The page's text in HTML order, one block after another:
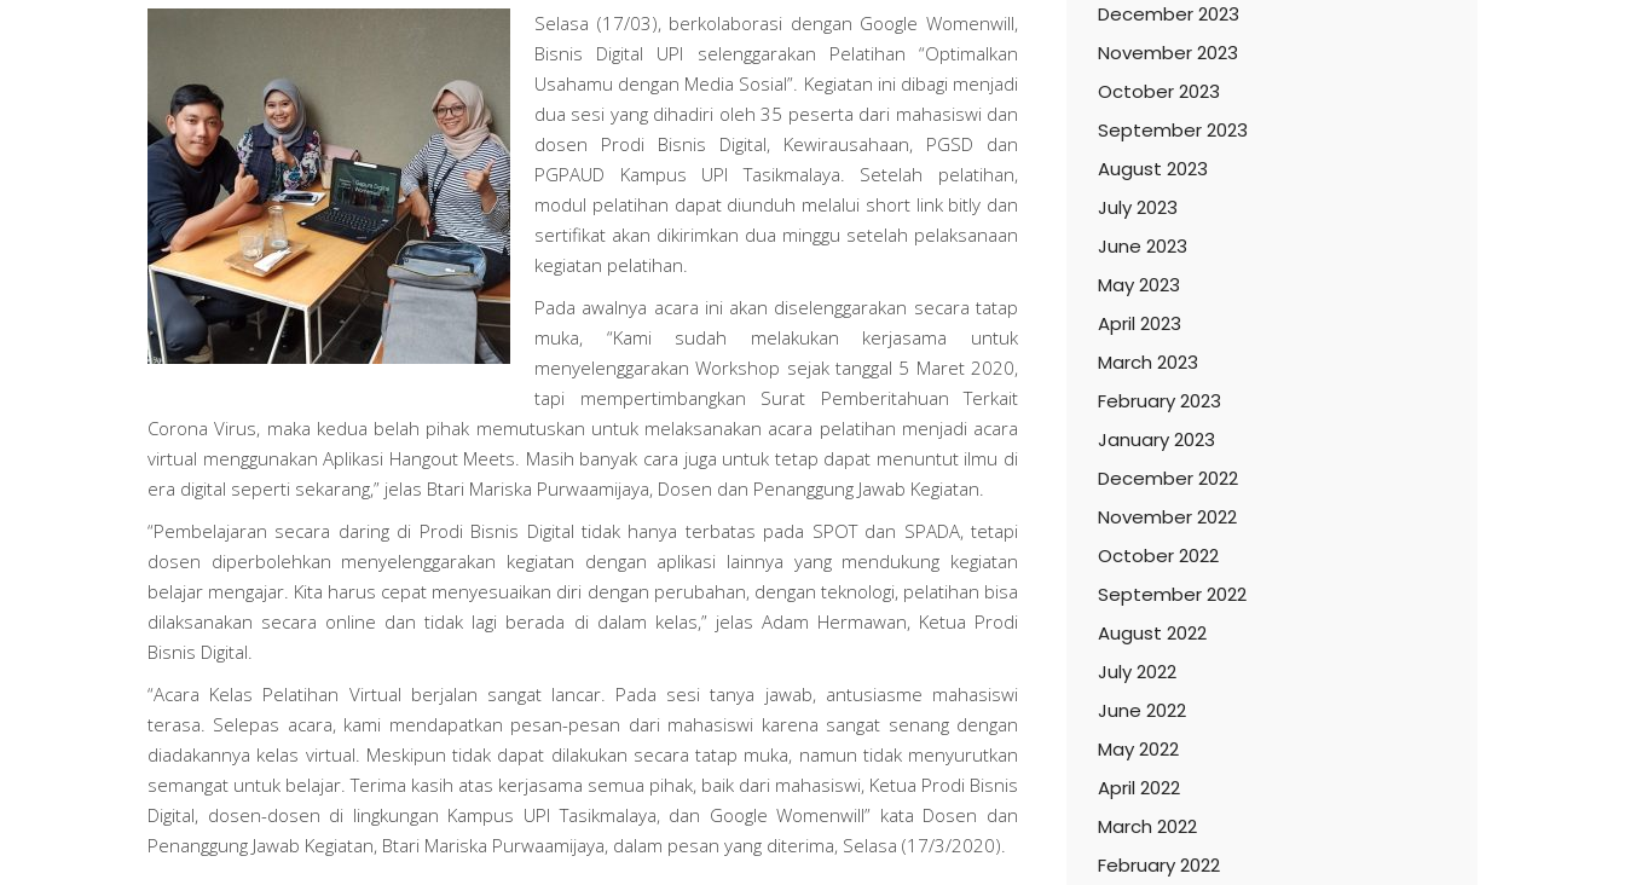
Selasa (17/03), berkolaborasi dengan Google Womenwill,
Bisnis Digital UPI selenggarakan Pelatihan “Optimalkan
Usahamu dengan Media Sosial”. Kegiatan ini dibagi menjadi
dua sesi yang dihadiri oleh 35 peserta dari mahasiswi dan
dosen Prodi Bisnis Digital, Kewirausahaan, PGSD dan
PGPAUD Kampus UPI Tasikmalaya. Setelah pelatihan,
modul pelatihan dapat diunduh melalui short link bitly dan
sertifikat akan dikirimkan dua minggu setelah pelaksanaan
kegiatan pelatihan.
Pada awalnya acara ini akan diselenggarakan secara tatap
muka, “Kami sudah melakukan kerjasama untuk
menyelenggarakan Workshop sejak tanggal 5 Maret 2020,
tapi mempertimbangkan Surat Pemberitahuan Terkait
Corona Virus, maka kedua belah pihak memutuskan untuk melaksanakan acara pelatihan menjadi acara
virtual menggunakan Aplikasi Hangout Meets. Masih banyak cara juga untuk tetap dapat menuntut ilmu di
era digital seperti sekarang,” jelas Btari Mariska Purwaamijaya, Dosen dan Penanggung Jawab Kegiatan.
“Pembelajaran secara daring di Prodi Bisnis Digital tidak hanya terbatas pada SPOT dan SPADA, tetapi
dosen diperbolehkan menyelenggarakan kegiatan dengan aplikasi lainnya yang mendukung kegiatan
belajar mengajar. Kita harus cepat menyesuaikan diri dengan perubahan, dengan teknologi, pelatihan bisa
dilaksanakan secara online dan tidak lagi berada di dalam kelas,” jelas Adam Hermawan, Ketua Prodi
Bisnis Digital.
“Acara Kelas Pelatihan Virtual berjalan sangat lancar. Pada sesi tanya jawab, antusiasme mahasiswi
terasa. Selepas acara, kami mendapatkan pesan-pesan dari mahasiswi karena sangat senang dengan
diadakannya kelas virtual. Meskipun tidak dapat dilakukan secara tatap muka, namun tidak menyurutkan
semangat untuk belajar. Terima kasih atas kerjasama semua pihak, baik dari mahasiswi, Ketua Prodi Bisnis
Digital, dosen-dosen di lingkungan Kampus UPI Tasikmalaya, dan Google Womenwill” kata Dosen dan
Penanggung Jawab Kegiatan, Btari Mariska Purwaamijaya, dalam pesan yang diterima, Selasa (17/3/2020).
December 2023
November 2023
October 2023
September 2023
August 2023
July 2023
June 2023
May 2023
April 2023
March 2023
February 2023
January 2023
December 2022
November 2022
October 2022
September 2022
August 2022
July 2022
June 2022
May 2022
April 2022
March 2022
February 2022